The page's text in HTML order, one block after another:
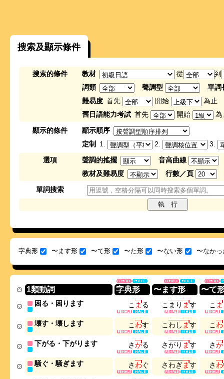
搜索及顯示條件
搜索的條件 教材 從
到
詞類
聲調型
單詞
難易度 首先 開始
為止
舊日語能力考試 首先 開始
為
顯示的條件
顯示順序
定制
1. 2.
3.
選項
聲調的搖擺
音高曲線
教材及難易度
行數／頁
單詞搜索
字典形 〜ます形 〜て形 〜た形 〜ない形 〜なかっ
1類動詞 字典形 〜ます形 〜て
困る・困ります こ まる こ ま り ます こ ま
壊す・壊します こ わす こ わ し ます こ わ
下がる・下がります さがる さがり ます さが
騒ぐ・騒ぎます さ わぐ さ わぎます さ わ